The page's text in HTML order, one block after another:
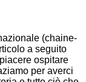
(chaine-
a seguito
ospitare
per averci